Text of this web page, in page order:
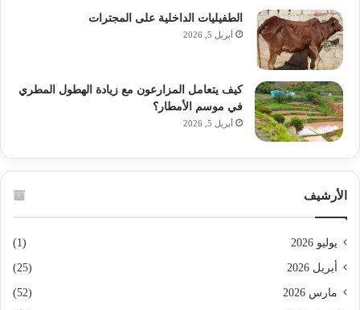
الطفيليات الداخلية على المجترات
أبريل 5, 2026
كيف يتعامل المزارعون مع زيادة الهطول المطري
في موسم الأمطار؟
أبريل 5, 2026
الأرشيف
يوليو 2026 (1)
أبريل 2026 (25)
مارس 2026 (52)